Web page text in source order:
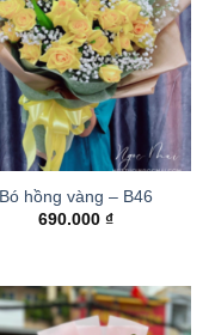
Bó hồng vàng – B46
690.000 ₫